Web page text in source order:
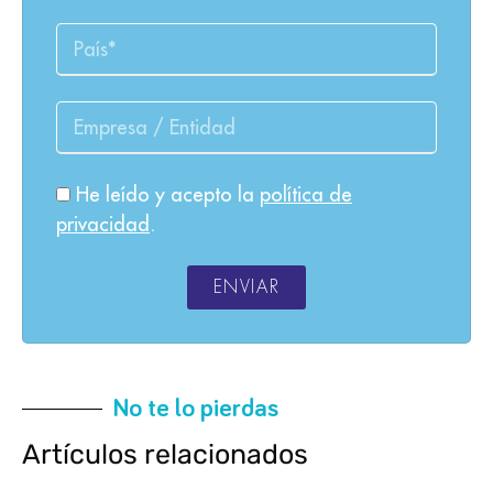
He leído y acepto la política de
privacidad .
ENVIAR
No te lo pierdas
Artículos relacionados